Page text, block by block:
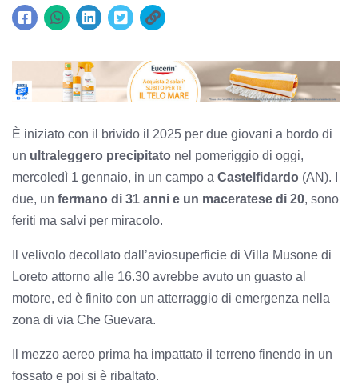
È iniziato con il brivido il 2025 per due giovani a bordo di
un ultraleggero precipitato nel pomeriggio di oggi,
mercoledì 1 gennaio, in un campo a Castelfidardo (AN). I
due, un fermano di 31 anni e un maceratese di 20, sono
feriti ma salvi per miracolo.
Il velivolo decollato dall’aviosuperficie di Villa Musone di
Loreto attorno alle 16.30 avrebbe avuto un guasto al
motore, ed è finito con un atterraggio di emergenza nella
zona di via Che Guevara.
Il mezzo aereo prima ha impattato il terreno finendo in un
fossato e poi si è ribaltato.